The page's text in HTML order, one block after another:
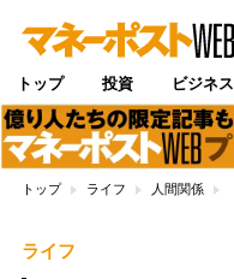
トップ 投資 ビジネス
トップ ライフ 人間関係
ライフ